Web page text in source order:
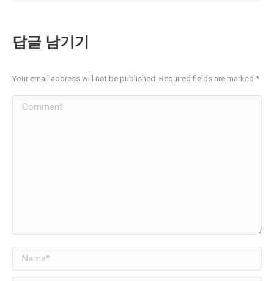
답글 남기기
Your email address will not be published. Required fields are marked *
Comment
Name *